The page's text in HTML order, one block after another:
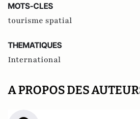
MOTS-CLES
tourisme spatial
THEMATIQUES
International
A PROPOS DES